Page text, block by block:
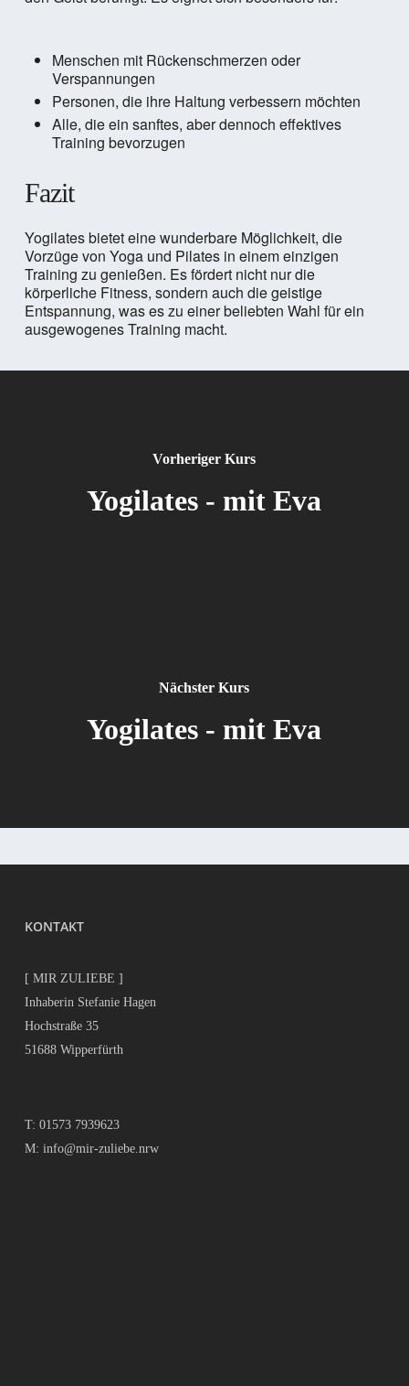
Menschen mit Rückenschmerzen oder
Verspannungen
Personen, die ihre Haltung verbessern möchten
Alle, die ein sanftes, aber dennoch effektives
Training bevorzugen
Fazit
Yogilates bietet eine wunderbare Möglichkeit, die
Vorzüge von Yoga und Pilates in einem einzigen
Training zu genießen. Es fördert nicht nur die
körperliche Fitness, sondern auch die geistige
Entspannung, was es zu einer beliebten Wahl für ein
ausgewogenes Training macht.
Vorheriger Kurs
Yogilates - mit Eva
Nächster Kurs
Yogilates - mit Eva
KONTAKT
[ MIR ZULIEBE ]
Inhaberin Stefanie Hagen
Hochstraße 35
51688 Wipperfürth
T: 01573 7939623
M: info@mir-zuliebe.nrw